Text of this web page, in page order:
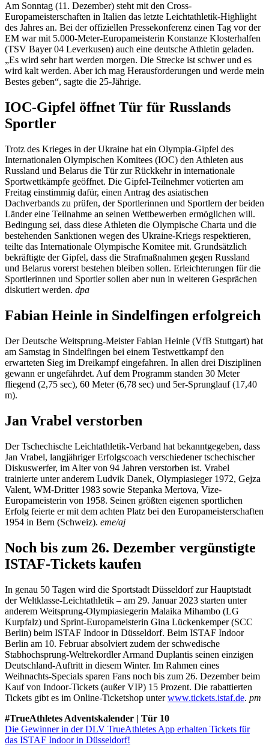
Am Sonntag (11. Dezember) steht mit den Cross-
Europameisterschaften in Italien das letzte Leichtathletik-Highlight
des Jahres an. Bei der offiziellen Pressekonferenz einen Tag vor der
EM war mit 5.000-Meter-Europameisterin Konstanze Klosterhalfen
(TSV Bayer 04 Leverkusen) auch eine deutsche Athletin geladen.
„Es wird sehr hart werden morgen. Die Strecke ist schwer und es
wird kalt werden. Aber ich mag Herausforderungen und werde mein
Bestes geben“, sagte die 25-Jährige.
IOC-Gipfel öffnet Tür für Russlands
Sportler
Trotz des Krieges in der Ukraine hat ein Olympia-Gipfel des
Internationalen Olympischen Komitees (IOC) den Athleten aus
Russland und Belarus die Tür zur Rückkehr in internationale
Sportwettkämpfe geöffnet. Die Gipfel-Teilnehmer votierten am
Freitag einstimmig dafür, einen Antrag des asiatischen
Dachverbands zu prüfen, der Sportlerinnen und Sportlern der beiden
Länder eine Teilnahme an seinen Wettbewerben ermöglichen will.
Bedingung sei, dass diese Athleten die Olympische Charta und die
bestehenden Sanktionen wegen des Ukraine-Kriegs respektieren,
teilte das Internationale Olympische Komitee mit. Grundsätzlich
bekräftigte der Gipfel, dass die Strafmaßnahmen gegen Russland
und Belarus vorerst bestehen bleiben sollen. Erleichterungen für die
Sportlerinnen und Sportler sollen aber nun in weiteren Gesprächen
diskutiert werden. dpa
Fabian Heinle in Sindelfingen erfolgreich
Der Deutsche Weitsprung-Meister Fabian Heinle (VfB Stuttgart) hat
am Samstag in Sindelfingen bei einem Testwettkampf den
erwarteten Sieg im Dreikampf eingefahren. In allen drei Disziplinen
gewann er ungefährdet. Auf dem Programm standen 30 Meter
fliegend (2,75 sec), 60 Meter (6,78 sec) und 5er-Sprunglauf (17,40
m).
Jan Vrabel verstorben
Der Tschechische Leichtathletik-Verband hat bekanntgegeben, dass
Jan Vrabel, langjähriger Erfolgscoach verschiedener tschechischer
Diskuswerfer, im Alter von 94 Jahren verstorben ist. Vrabel
trainierte unter anderem Ludvik Danek, Olympiasieger 1972, Gejza
Valent, WM-Dritter 1983 sowie Stepanka Mertova, Vize-
Europameisterin von 1958. Seinen größten eigenen sportlichen
Erfolg feierte er mit dem achten Platz bei den Europameisterschaften
1954 in Bern (Schweiz). eme/aj
Noch bis zum 26. Dezember vergünstigte
ISTAF-Tickets kaufen
In genau 50 Tagen wird die Sportstadt Düsseldorf zur Hauptstadt
der Weltklasse-Leichtathletik – am 29. Januar 2023 starten unter
anderem Weitsprung-Olympiasiegerin Malaika Mihambo (LG
Kurpfalz) und Sprint-Europameisterin Gina Lückenkemper (SCC
Berlin) beim ISTAF Indoor in Düsseldorf. Beim ISTAF Indoor
Berlin am 10. Februar absolviert zudem der schwedische
Stabhochsprung-Weltrekordler Armand Duplantis seinen einzigen
Deutschland-Auftritt in diesem Winter. Im Rahmen eines
Weihnachts-Specials sparen Fans noch bis zum 26. Dezember beim
Kauf von Indoor-Tickets (außer VIP) 15 Prozent. Die rabattierten
Tickets gibt es im Online-Ticketshop unterwww.tickets.istaf.de. pm
#TrueAthletes Adventskalender | Tür 10
Die Gewinner in der DLV TrueAthletes App erhalten Tickets für
das ISTAF Indoor in Düsseldorf!